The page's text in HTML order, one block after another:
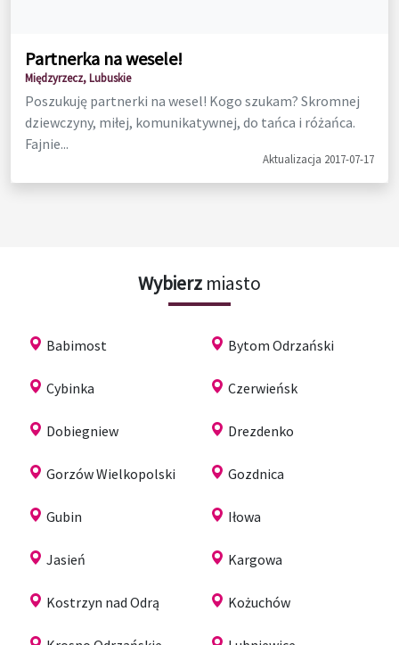
Partnerka na wesele!
Międzyrzecz, Lubuskie
Poszukuję partnerki na wesel! Kogo szukam? Skromnej
dziewczyny, miłej, komunikatywnej, do tańca i różańca.
Fajnie...
Aktualizacja 2017-07-17
Wybierz miasto
Babimost Bytom Odrzański
Cybinka Czerwieńsk
Dobiegniew Drezdenko
Gorzów Wielkopolski Gozdnica
Gubin Iłowa
Jasień Kargowa
Kostrzyn nad Odrą Kożuchów